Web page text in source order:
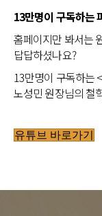
13만명이 구독하는
홈페이지만 봐서는
답답하셨나요?
13만명이 구독하는
노성민 원장님의 철
유튜브 바로가기